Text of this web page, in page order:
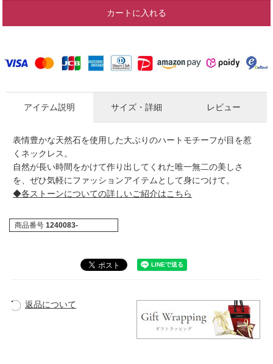
カートに入れる
アイテム説明
表情豊かな天然石を使用した大ぶりのハートモチーフが目を惹
くネックレス。
自然が長い時間をかけて作り出してくれた唯一無二の美しさ
を、ぜひ気軽にファッションアイテムとして身につけて。
◆各ストーンについての詳しいご紹介はこちら
サイズ・詳細 レビュー
商品番号 1240083-
返品について